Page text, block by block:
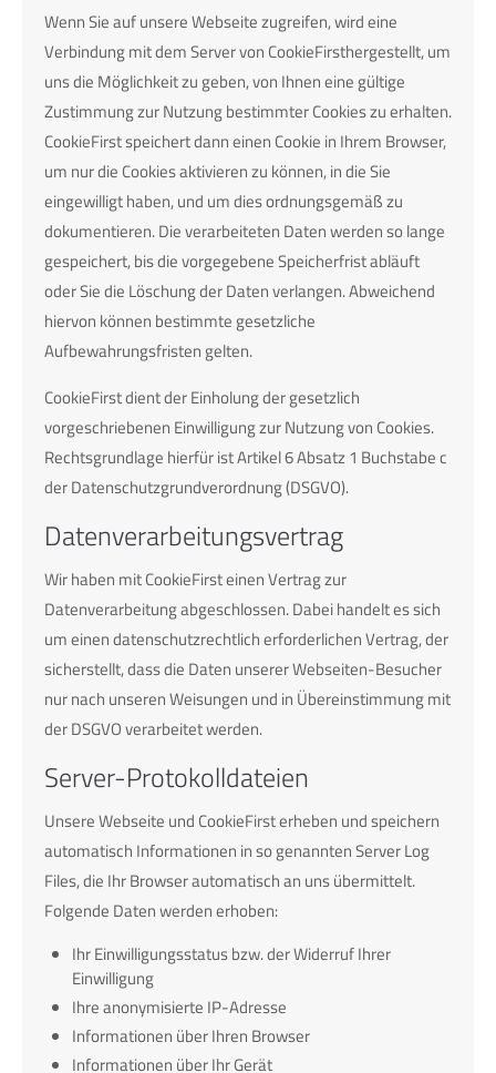
Wenn Sie auf unsere Webseite zugreifen, wird eine
Verbindung mit dem Server von CookieFirsthergestellt, um
uns die Möglichkeit zu geben, von Ihnen eine gültige
Zustimmung zur Nutzung bestimmter Cookies zu erhalten.
CookieFirst speichert dann einen Cookie in Ihrem Browser,
um nur die Cookies aktivieren zu können, in die Sie
eingewilligt haben, und um dies ordnungsgemäß zu
dokumentieren. Die verarbeiteten Daten werden so lange
gespeichert, bis die vorgegebene Speicherfrist abläuft
oder Sie die Löschung der Daten verlangen. Abweichend
hiervon können bestimmte gesetzliche
Aufbewahrungsfristen gelten.
CookieFirst dient der Einholung der gesetzlich
vorgeschriebenen Einwilligung zur Nutzung von Cookies.
Rechtsgrundlage hierfür ist Artikel 6 Absatz 1 Buchstabe c
der Datenschutzgrundverordnung (DSGVO).
Datenverarbeitungsvertrag
Wir haben mit CookieFirst einen Vertrag zur
Datenverarbeitung abgeschlossen. Dabei handelt es sich
um einen datenschutzrechtlich erforderlichen Vertrag, der
sicherstellt, dass die Daten unserer Webseiten-Besucher
nur nach unseren Weisungen und in Übereinstimmung mit
der DSGVO verarbeitet werden.
Server-Protokolldateien
Unsere Webseite und CookieFirst erheben und speichern
automatisch Informationen in so genannten Server Log
Files, die Ihr Browser automatisch an uns übermittelt.
Folgende Daten werden erhoben:
Ihr Einwilligungsstatus bzw. der Widerruf Ihrer
Einwilligung
Ihre anonymisierte IP-Adresse
Informationen über Ihren Browser
Informationen über Ihr Gerät